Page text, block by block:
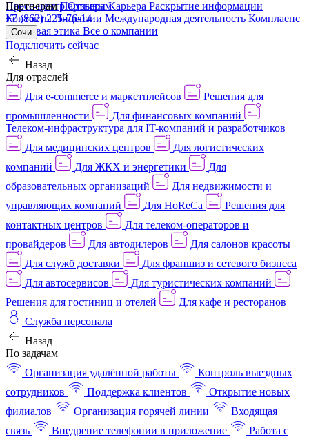
Пресс-центрОтзывыКарьера Раскрытие информации
КонтактыЛицензии Международная деятельность Комплаенс
и деловая этика Все о компании
ПартнерамПартнерам
+7 (862) 225-76-14
Сочи
Подключить сейчас
Назад
Для отраслей
Для e-commerce и маркетплейсов
Решения для
промышленности
Для финансовых компаний
Телеком-инфраструктура для IT-компаний и разработчиков
Для медицинских центров
Для логистических
компаний
Для ЖКХ и энергетики
Для
образовательных организаций
Для недвижимости и
управляющих компаний
Для HoReCa
Решения для
контактных центров
Для телеком-операторов и
провайдеров
Для автодилеров
Для салонов красоты
Для служб доставки
Для франшиз и сетевого бизнеса
Для автосервисов
Для туристических компаний
Решения для гостиниц и отелей
Для кафе и ресторанов
Служба персонала
Назад
По задачам
Организация удалённой работы
Контроль выездных
сотрудников
Поддержка клиентов
Открытие новых
филиалов
Организация горячей линии
Входящая
связь
Внедрение телефонии в приложение
Работа с